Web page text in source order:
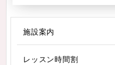
施設案内
レッスン時間割